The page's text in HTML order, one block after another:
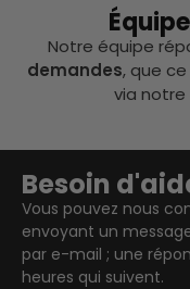
Notre équipe
demandes, que
via
Besoin
Vous pouvez nous
envoyant un
par e-mail ; une
heures qui suivent.